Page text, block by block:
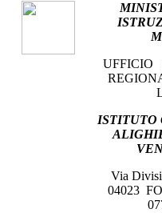
UFFICIO
ISTITUTO
Via
04023